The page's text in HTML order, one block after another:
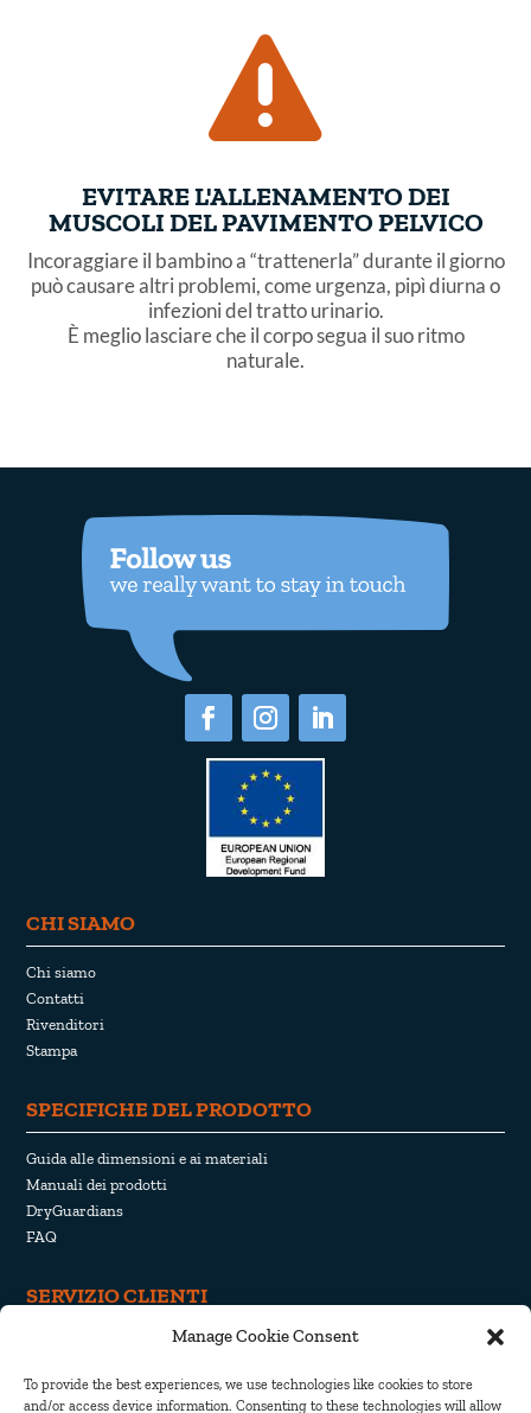
Manage Cookie Consent
To provide the best experiences, we use technologies like cookies to store
and/or access device information. Consenting to these technologies will allow

EVITARE L'ALLENAMENTO DEI
MUSCOLI DEL PAVIMENTO PELVICO
Incoraggiare il bambino a “trattenerla” durante il giorno
può causare altri problemi, come urgenza, pipì diurna o
infezioni del tratto urinario.
È meglio lasciare che il corpo segua il suo ritmo
naturale.
CHI SIAMO
Chi siamo
Contatti
Rivenditori
Stampa
SPECIFICHE DEL PRODOTTO
Guida alle dimensioni e ai materiali
Manuali dei prodotti
DryGuardians
FAQ
SERVIZIO CLIENTI
Recesso e restituzione
Informativa sulla privacy